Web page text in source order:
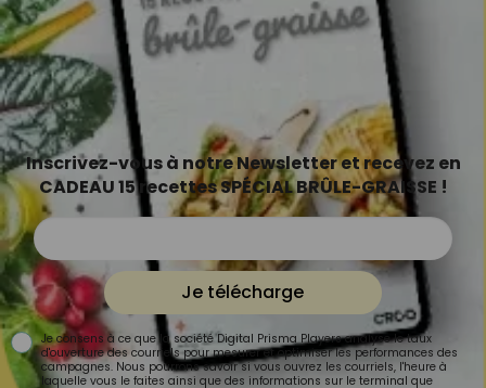
Inscrivez-vous à notre Newsletter et recevez en
CADEAU 15 recettes SPÉCIAL BRÛLE-GRAISSE !
Je télécharge
Je consens à ce que la société Digital Prisma Players analyse le taux
d'ouverture des courriels pour mesurer et optimiser les performances des
campagnes. Nous pourrons savoir si vous ouvrez les courriels, l'heure à
laquelle vous le faites ainsi que des informations sur le terminal que